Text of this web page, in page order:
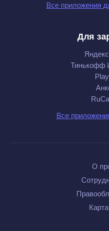
Все приложения
Для
Тинькофф
Все
О